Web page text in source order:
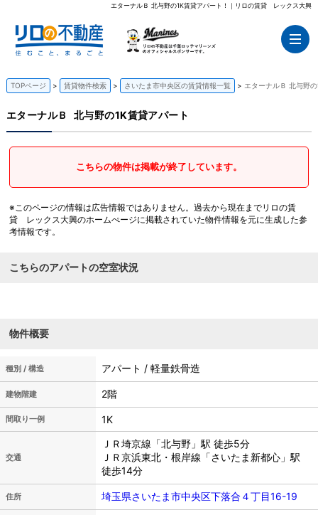
エターナルＢ 北与野の1K賃貸アパート！｜リロの賃貸 レックス大興
TOPページ 賃貸物件検索 さいたま市中央区の賃貸情報一覧 エターナルＢ 北与野
エターナルＢ 北与野の1K賃貸アパート
こちらの物件は掲載が終了しています。
※このページの情報は広告情報ではありません。過去から現在までリロの賃
貸 レックス大興のホームぺージに掲載されていた物件情報を元に生成した参
考情報です。
こちらのアパートの空室状況
物件概要
種別 / 構造 アパート / 軽量鉄骨造
建物階建 2階
間取り一例 1K
交通
ＪＲ埼京線「北与野」駅 徒歩5分
ＪＲ京浜東北・根岸線「さいたま新都心」駅
徒歩14分
住所 埼玉県さいたま市中央区下落合４丁目16-19